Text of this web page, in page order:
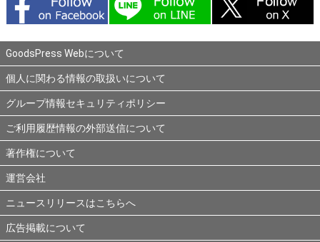
GoodsPress Webについて
個人に関わる情報の取扱いについて
グループ情報セキュリティポリシー
ご利用履歴情報の外部送信について
著作権について
運営会社
ニュースリリースはこちらへ
広告掲載について